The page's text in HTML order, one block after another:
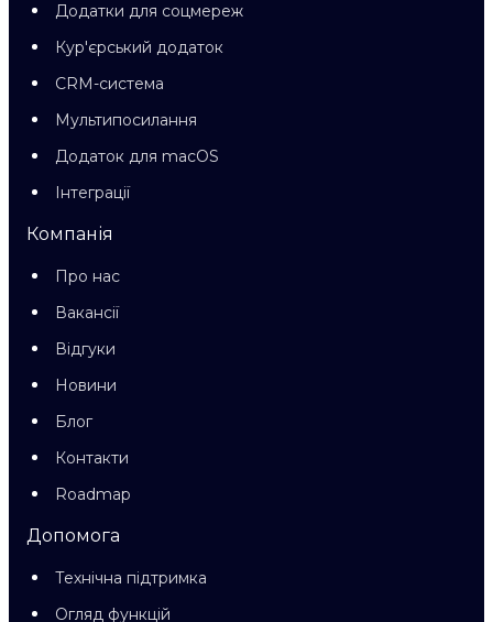
Додатки для соцмереж
Кур'єрський додаток
CRM-система
Мультипосилання
Додаток для macOS
Інтеграції
Компанія
Про нас
Вакансії
Відгуки
Новини
Блог
Контакти
Roadmap
Допомога
Технічна підтримка
Огляд функцій